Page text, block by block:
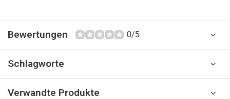
Bewertungen 0/5
Schlagworte
Verwandte Produkte